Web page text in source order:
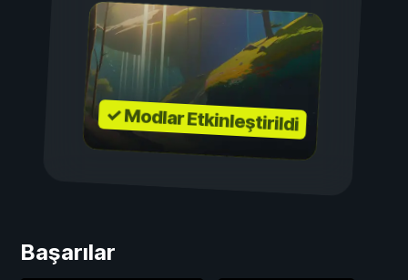
✓ Modlar Etkinleştirildi
Başarılar